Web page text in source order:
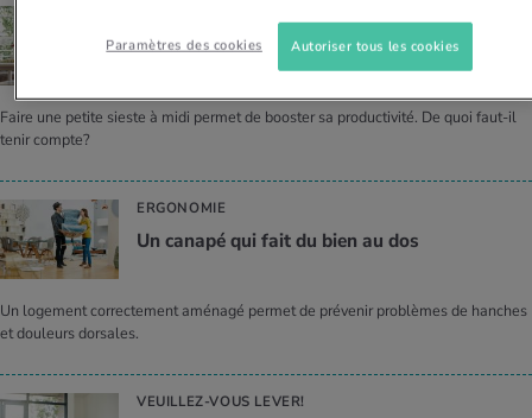
Les secrets du par­fait power­nap
Faire une petite sieste à midi permet de booster sa productivité. De quoi faut-il
tenir compte?
ERGONOMIE
Un canapé qui fait du bien au dos
Un logement correctement aménagé permet de prévenir problèmes de hanches
et douleurs dorsales.
VEUILLEZ-VOUS LEVER!
Paramètres des cookies Autoriser tous les cookies